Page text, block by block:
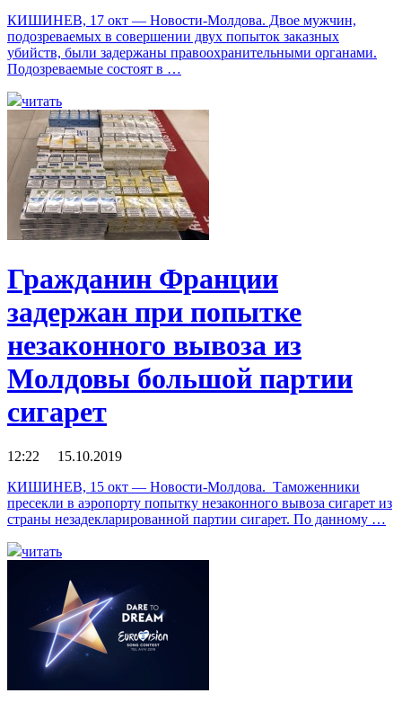
КИШИНЕВ, 17 окт — Новости-Молдова. Двое мужчин,
подозреваемых в совершении двух попыток заказных
убийств, были задержаны правоохранительными органами.
Подозреваемые состоят в …
читать
Гражданин Франции
задержан при попытке
незаконного вывоза из
Молдовы большой партии
сигарет
12:22 15.10.2019
КИШИНЕВ, 15 окт — Новости-Молдова. Таможенники
пресекли в аэропорту попытку незаконного вывоза сигарет из
страны незадекларированной партии сигарет. По данному …
читать